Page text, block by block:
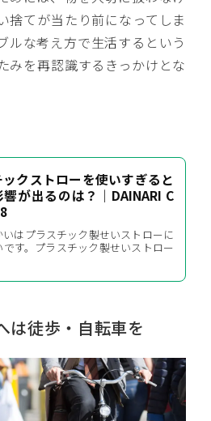
捨てが当たり前になってしま
ルな考え方で生活するという
みを再認識するきっかけとな
クストローを使いすぎると
が出るのは？｜DAINARI C
はプラスチック製せいストローに
す。プラスチック製せいストロー
徒歩・自転車を